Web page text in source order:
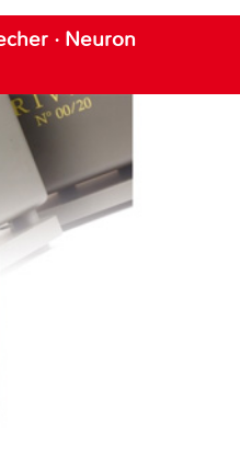
· Neuron